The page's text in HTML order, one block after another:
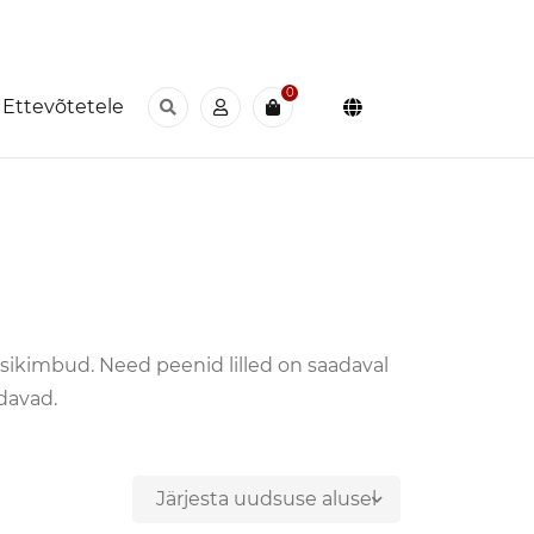
Ettevõtetele
0
Need peenid lilled on saadaval
Järjesta uudsuse alusel